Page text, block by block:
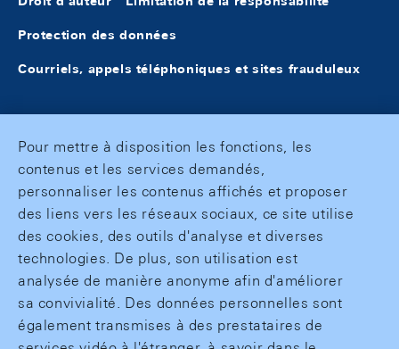
Protection des données
Courriels, appels téléphoniques et sites frauduleux
Pour mettre à disposition les fonctions, les
contenus et les services demandés,
personnaliser les contenus affichés et proposer
des liens vers les réseaux sociaux, ce site utilise
des cookies, des outils d'analyse et diverses
technologies. De plus, son utilisation est
analysée de manière anonyme afin d'améliorer
sa convivialité. Des données personnelles sont
également transmises à des prestataires de